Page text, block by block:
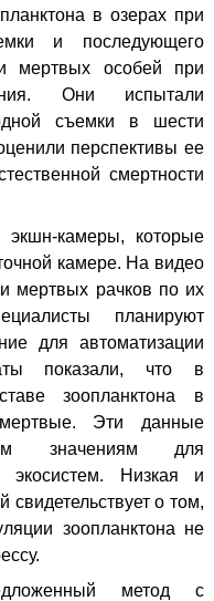
в озерах при
и последующего
мертвых особей при
Они испытали
съемки в шести
перспективы ее
смертности
экшн-камеры, которые
камере. На видео
мертвых рачков по их
планируют
для автоматизации
показали, что в
зоопланктона в
Эти данные
значениям для
экосистем. Низкая и
о том,
зоопланктона не
метод с